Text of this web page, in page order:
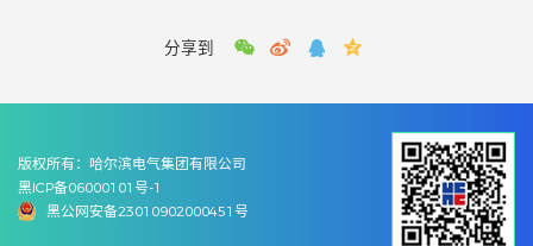
分享到
版权所有：哈尔滨电气集团有限公司
黑ICP备06000101号-1
黑公网安备23010902000451号